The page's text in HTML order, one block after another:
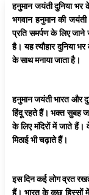
हनुमान जयंती दुनिया भर
भगवान हनुमान की
प्रति समर्पण के लिए जाने
है। यह त्यौहार दुनिया
के साथ मनाया जाता है।
हनुमान जयंती भारत और
हिंदू रहते हैं। भक्त सुबह
के लिए मंदिरों में जाते
मिठाई भी चढ़ाते हैं।
इस दिन कई लोग व्रत
हैं। भारत के कुछ हिस्सों